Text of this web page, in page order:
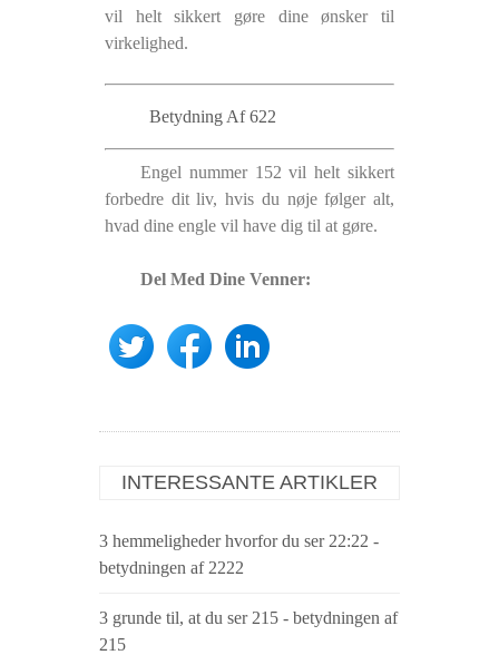
vil helt sikkert gøre dine ønsker til
virkelighed.
Betydning Af 622
Engel nummer 152 vil helt sikkert
forbedre dit liv, hvis du nøje følger alt,
hvad dine engle vil have dig til at gøre.
Del Med Dine Venner:
INTERESSANTE ARTIKLER
3 hemmeligheder hvorfor du ser 22:22 -
betydningen af ​​2222
3 grunde til, at du ser 215 - betydningen af
​​215